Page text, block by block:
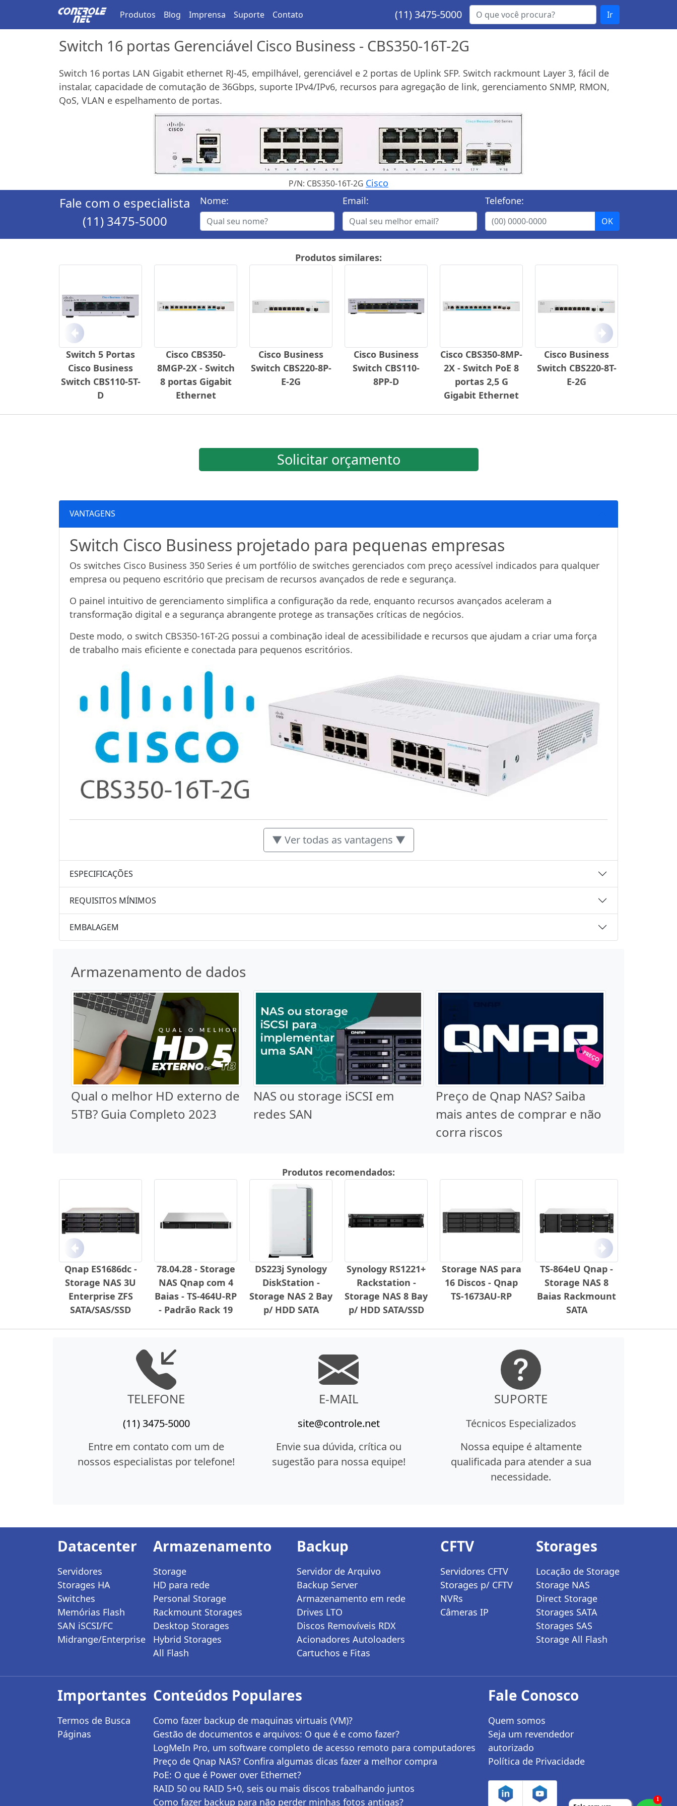
Produtos Blog Imprensa Suporte Contato (11) 3475-5000 Ir
Switch 16 portas Gerenciável Cisco Business - CBS350-16T-2G
Switch 16 portas LAN Gigabit ethernet RJ-45, empilhável, gerenciável e 2 portas de Uplink SFP. Switch rackmount Layer 3, fácil de
instalar, capacidade de comutação de 36Gbps, suporte IPv4/IPv6, recursos para agregação de link, gerenciamento SNMP, RMON,
QoS, VLAN e espelhamento de portas.
P/N: CBS350-16T-2G Cisco
Fale com o especialista
(11) 3475-5000
Nome: Email: Telefone:
Produtos similares:
Switch 5 Portas
Cisco Business
Switch CBS110-5T-
D
Cisco CBS350-
8MGP-2X - Switch
8 portas Gigabit
Ethernet
Cisco Business
Switch CBS220-8P-
E-2G
Cisco Business
Switch CBS110-
8PP-D
Cisco CBS350-8MP-
2X - Switch PoE 8
portas 2,5 G
Gigabit Ethernet
Cisco Business
Switch CBS220-8T-
E-2G
Anterior Próximo
Solicitar orçamento
VANTAGENS
Switch Cisco Business projetado para pequenas empresas
Os switches Cisco Business 350 Series é um portfólio de switches gerenciados com preço acessível indicados para qualquer
empresa ou pequeno escritório que precisam de recursos avançados de rede e segurança.
O painel intuitivo de gerenciamento simplifica a configuração da rede, enquanto recursos avançados aceleram a
transformação digital e a segurança abrangente protege as transações críticas de negócios.
Deste modo, o switch CBS350-16T-2G possui a combinação ideal de acessibilidade e recursos que ajudam a criar uma força
de trabalho mais eficiente e conectada para pequenos escritórios.
▼ Ver todas as vantagens ▼
ESPECIFICAÇÕES
REQUISITOS MÍNIMOS
EMBALAGEM
Armazenamento de dados
Qual o melhor HD externo de
5TB? Guia Completo 2023
NAS ou storage iSCSI em
redes SAN
Preço de Qnap NAS? Saiba
mais antes de comprar e não
corra riscos
Produtos recomendados:
Qnap ES1686dc -
Storage NAS 3U
Enterprise ZFS
SATA/SAS/SSD
78.04.28 - Storage
NAS Qnap com 4
Baias - TS-464U-RP
- Padrão Rack 19
DS223j Synology
DiskStation -
Storage NAS 2 Bay
p/ HDD SATA
Synology RS1221+
Rackstation -
Storage NAS 8 Bay
p/ HDD SATA/SSD
Storage NAS para
16 Discos - Qnap
TS-1673AU-RP
TS-864eU Qnap -
Storage NAS 8
Baias Rackmount
SATA
Anterior Próximo
TELEFONE
(11) 3475-5000
Entre em contato com um de
nossos especialistas por telefone!
E-MAIL
site@controle.net
Envie sua dúvida, crítica ou
sugestão para nossa equipe!
SUPORTE
Técnicos Especializados
Nossa equipe é altamente
qualificada para atender a sua
necessidade.
Datacenter
Servidores
Storages HA
Switches
Memórias Flash
SAN iSCSI/FC
Midrange/Enterprise
Armazenamento
Storage
HD para rede
Personal Storage
Rackmount Storages
Desktop Storages
Hybrid Storages
All Flash
Backup
Servidor de Arquivo
Backup Server
Armazenamento em rede
Drives LTO
Discos Removíveis RDX
Acionadores Autoloaders
Cartuchos e Fitas
CFTV
Servidores CFTV
Storages p/ CFTV
NVRs
Câmeras IP
Storages
Locação de Storage
Storage NAS
Direct Storage
Storages SATA
Storages SAS
Storage All Flash
Importantes
Termos de Busca
Páginas
Conteúdos Populares
Como fazer backup de maquinas virtuais (VM)?
Gestão de documentos e arquivos: O que é e como fazer?
LogMeIn Pro, um software completo de acesso remoto para computadores
Preço de Qnap NAS? Confira algumas dicas fazer a melhor compra
PoE: O que é Power over Ethernet?
RAID 50 ou RAID 5+0, seis ou mais discos trabalhando juntos
Como fazer backup para não perder minhas fotos antigas?
Fale Conosco
Quem somos
Seja um revendedor
autorizado
Política de Privacidade
1